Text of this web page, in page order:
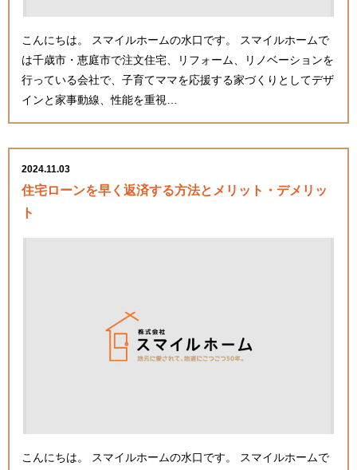
こんにちは。 スマイルホームの水口です。 スマイルホームで
は千歳市・恵庭市で注文住宅、リフォーム、リノベーションを
行っている会社で、子育てママを応援する家づくりとしてデザ
インと家事動線、性能を重視…
2024.11.03
住宅ローンを早く返済する方法とメリット・デメリッ
ト
こんにちは。 スマイルホームの水口です。 スマイルホームで